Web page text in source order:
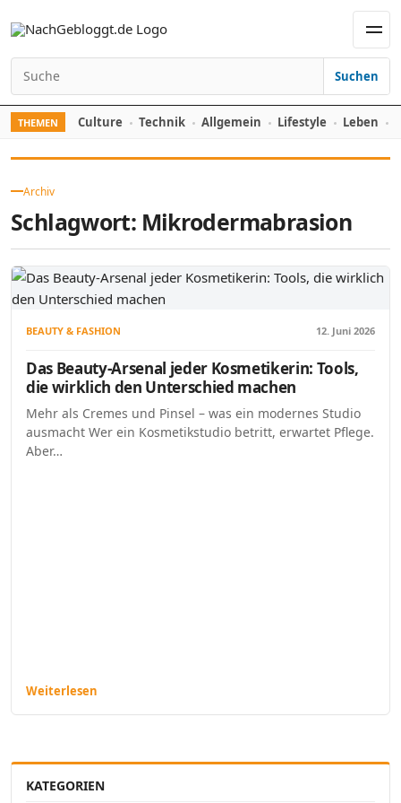
Search for:
Suchen
THEMEN Culture Technik Allgemein Lifestyle Leben
Archiv
Schlagwort: Mikrodermabrasion
BEAUTY & FASHION 12. Juni 2026
Das Beauty-Arsenal jeder Kosmetikerin: Tools,
die wirklich den Unterschied machen
Mehr als Cremes und Pinsel – was ein modernes Studio
ausmacht Wer ein Kosmetikstudio betritt, erwartet Pflege.
Aber…
Weiterlesen
KATEGORIEN